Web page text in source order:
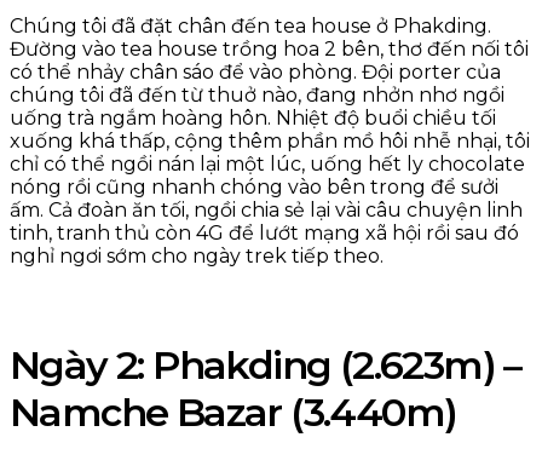
Chúng tôi đã đặt chân đến tea house ở Phakding.
Đường vào tea house trồng hoa 2 bên, thơ đến nối tôi
có thể nhảy chân sáo để vào phòng. Đội porter của
chúng tôi đã đến từ thuở nào, đang nhởn nhơ ngồi
uống trà ngắm hoàng hôn. Nhiệt độ buổi chiều tối
xuống khá thấp, cộng thêm phần mồ hôi nhễ nhại, tôi
chỉ có thể ngồi nán lại một lúc, uống hết ly chocolate
nóng rồi cũng nhanh chóng vào bên trong để sưởi
ấm. Cả đoàn ăn tối, ngồi chia sẻ lại vài câu chuyện linh
tinh, tranh thủ còn 4G để lướt mạng xã hội rồi sau đó
nghỉ ngơi sớm cho ngày trek tiếp theo.
Ngày 2: Phakding (2.623m) –
Namche Bazar (3.440m)